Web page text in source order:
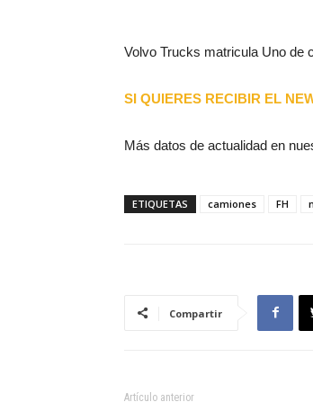
Volvo Trucks matricula Uno de
SI QUIERES RECIBIR EL
Más datos de actualidad en
ETIQUETAS camiones FH
Compartir
Artículo anterior